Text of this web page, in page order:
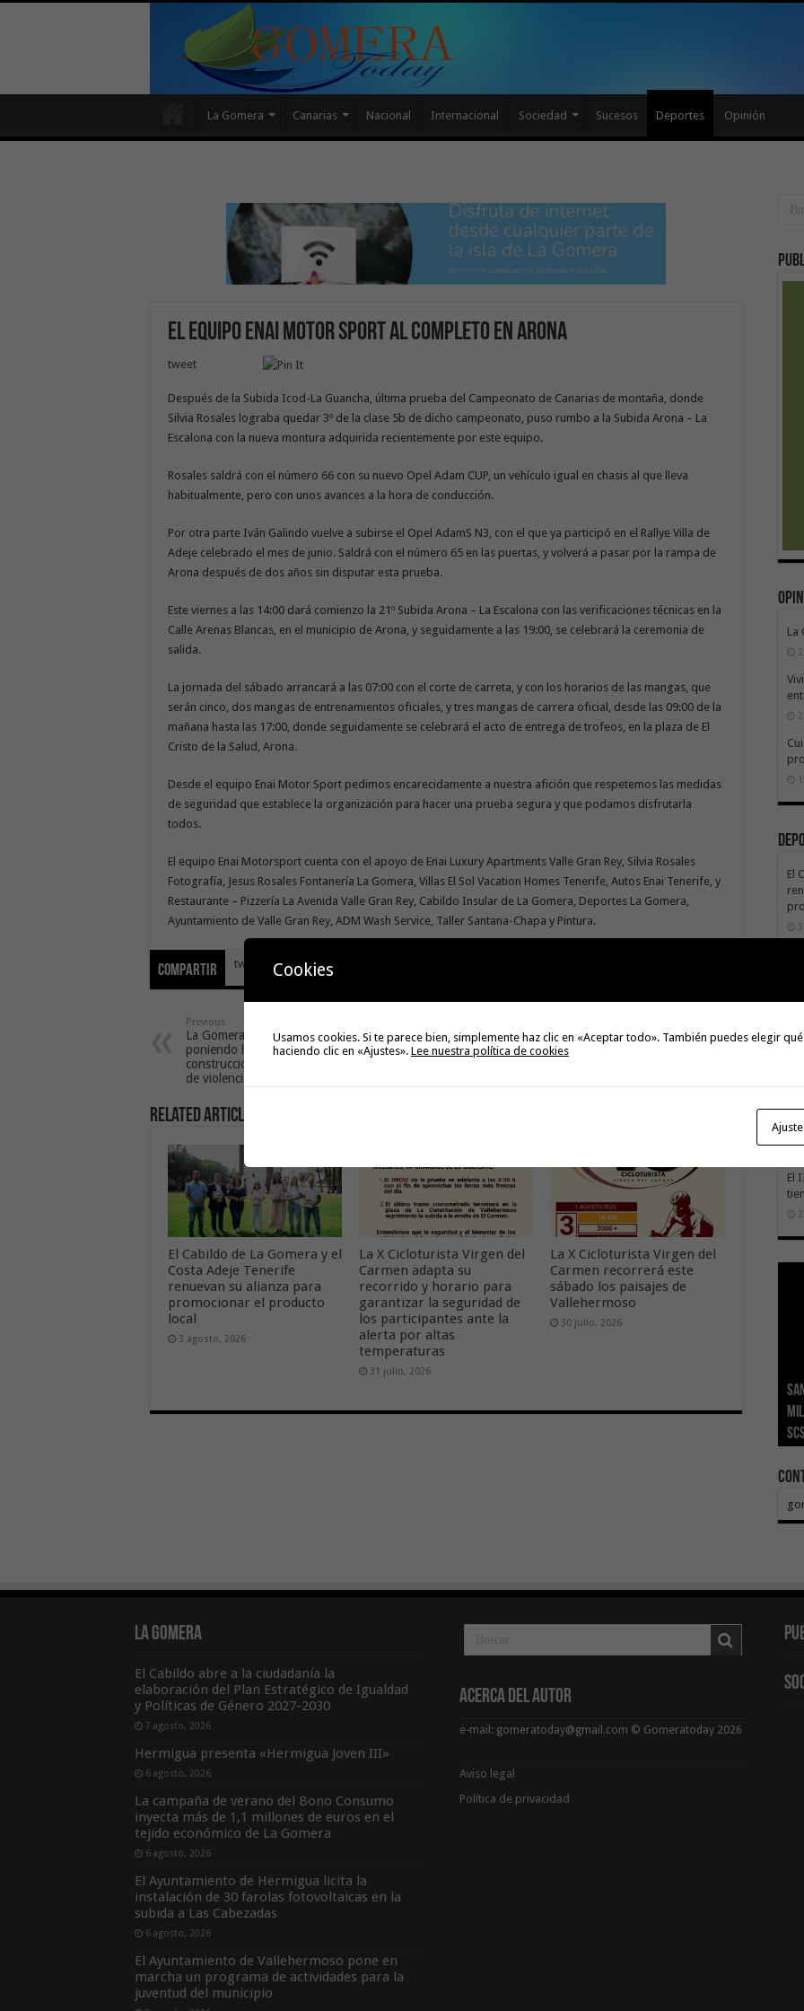
La Gomera Canarias Nacional Internacional Sociedad Sucesos Deportes Opinión
El equipo ENAI Motor Sport al completo en Arona
tweet
Después de la Subida Icod-La Guancha, última prueba del Campeonato de Canarias de montaña, donde
Silvia Rosales lograba quedar 3º de la clase 5b de dicho campeonato, puso rumbo a la Subida Arona – La
Escalona con la nueva montura adquirida recientemente por este equipo.
Rosales saldrá con el número 66 con su nuevo Opel Adam CUP, un vehículo igual en chasis al que lleva
habitualmente, pero con unos avances a la hora de conducción.
Por otra parte Iván Galindo vuelve a subirse el Opel AdamS N3, con el que ya participó en el Rallye Villa de
Adeje celebrado el mes de junio. Saldrá con el número 65 en las puertas, y volverá a pasar por la rampa de
Arona después de dos años sin disputar esta prueba.
Este viernes a las 14:00 dará comienzo la 21º Subida Arona – La Escalona con las verificaciones técnicas en la
Calle Arenas Blancas, en el municipio de Arona, y seguidamente a las 19:00, se celebrará la ceremonia de
salida.
La jornada del sábado arrancará a las 07:00 con el corte de carreta, y con los horarios de las mangas, que
serán cinco, dos mangas de entrenamientos oficiales, y tres mangas de carrera oficial, desde las 09:00 de la
mañana hasta las 17:00, donde seguidamente se celebrará el acto de entrega de trofeos, en la plaza de El
Cristo de la Salud, Arona.
Desde el equipo Enai Motor Sport pedimos encarecidamente a nuestra afición que respetemos las medidas
de seguridad que establece la organización para hacer una prueba segura y que podamos disfrutarla
todos.
El equipo Enai Motorsport cuenta con el apoyo de Enai Luxury Apartments Valle Gran Rey, Silvia Rosales
Fotografía, Jesus Rosales Fontanería La Gomera, Villas El Sol Vacation Homes Tenerife, Autos Enai Tenerife, y
Restaurante – Pizzería La Avenida Valle Gran Rey, Cabildo Insular de La Gomera, Deportes La Gomera,
Ayuntamiento de Valle Gran Rey, ADM Wash Service, Taller Santana-Chapa y Pintura.
Compartir tweet
Previous
La Gomera conmemora el 25N
poniendo la atención en la
construcción de entornos libres
de violencia
Fabián Chinea (ASG) reclama al
Gobierno de España un plan de
Related Articles
El Cabildo de La Gomera y el
Costa Adeje Tenerife
renuevan su alianza para
promocionar el producto
local
3 agosto, 2026
La X Cicloturista Virgen del
Carmen adapta su
recorrido y horario para
garantizar la seguridad de
los participantes ante la
alerta por altas
temperaturas
31 julio, 2026
La X Cicloturista Virgen del
Carmen recorrerá este
sábado los paisajes de
Vallehermoso
30 julio, 2026
La
El
El
SCS
El
La Gomera
El Cabildo abre a la ciudadanía la
elaboración del Plan Estratégico de Igualdad
y Políticas de Género 2027-2030
7 agosto, 2026
Hermigua presenta «Hermigua Joven III»
6 agosto, 2026
La campaña de verano del Bono Consumo
inyecta más de 1,1 millones de euros en el
tejido económico de La Gomera
6 agosto, 2026
El Ayuntamiento de Hermigua licita la
instalación de 30 farolas fotovoltaicas en la
subida a Las Cabezadas
6 agosto, 2026
El Ayuntamiento de Vallehermoso pone en
marcha un programa de actividades para la
juventud del municipio
Acerca del Autor
e-mail: gomeratoday@gmail.com © Gomeratoday 2026
Aviso legal
Política de privacidad
Cookies
Usamos cookies. Si te parece bien, simplemente haz clic en «Aceptar todo». También puedes elegir
haciendo clic en «Ajustes». Lee nuestra política de cookies